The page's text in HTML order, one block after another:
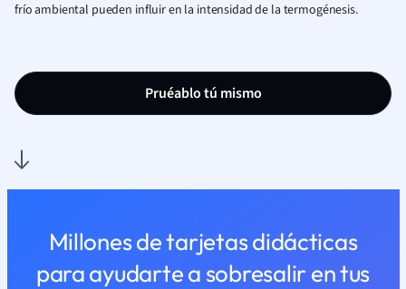
frío ambiental pueden influir en la intensidad de la termogénesis.
Pruéablo tú mismo
Millones de tarjetas didácticas
para ayudarte a sobresalir en tus